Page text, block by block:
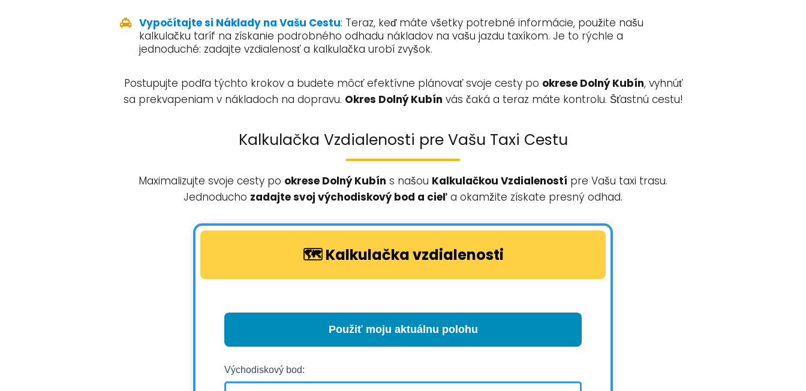
Vypočítajte si Náklady na Vašu Cestu: Teraz, keď máte všetky potrebné informácie, použite našu
kalkulačku taríf na získanie podrobného odhadu nákladov na vašu jazdu taxíkom. Je to rýchle a
jednoduché: zadajte vzdialenosť a kalkulačka urobí zvyšok.
Postupujte podľa týchto krokov a budete môcť efektívne plánovať svoje cesty po okrese Dolný Kubín, vyhnúť
sa prekvapeniam v nákladoch na dopravu. Okres Dolný Kubín vás čaká a teraz máte kontrolu. Šťastnú cestu!
Kalkulačka Vzdialenosti pre Vašu Taxi Cestu
Maximalizujte svoje cesty po okrese Dolný Kubín s našou Kalkulačkou Vzdialeností pre Vašu taxi trasu.
Jednoducho zadajte svoj východiskový bod a cieľ a okamžite získate presný odhad.
🗺️ Kalkulačka vzdialenosti
Použiť moju aktuálnu polohu
Východiskový bod: